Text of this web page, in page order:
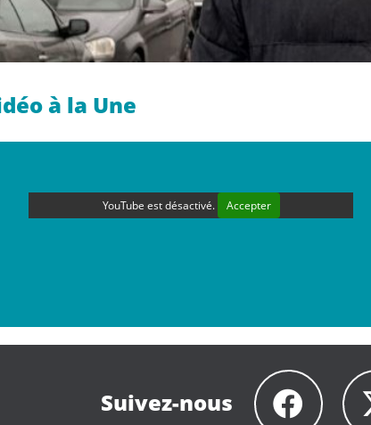
à la Une
YouTube est désactivé. Accepter
Suivez-nous